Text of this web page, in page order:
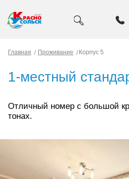
Главная Проживание Корпус 5
1-местный
Отличный номер с большой
тонах.